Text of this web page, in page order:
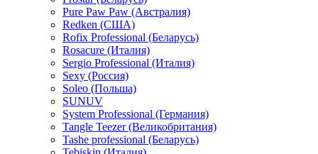
Pure Paw Paw (Австралия)
Redken (США)
Rofix Professional (Беларусь)
Rosacure (Италия)
Sergio Professional (Италия)
Sexy (Россия)
Soleo (Польша)
SUNUV
System Professional (Германия)
Tangle Teezer (Великобритания)
Tashe professional (Беларусь)